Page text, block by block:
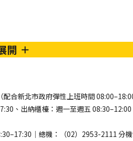
開
合新北市政府彈性上班時間 08:00–18:00
、出納櫃檯：週一至週五
｜總機：（02）2953-2111 分